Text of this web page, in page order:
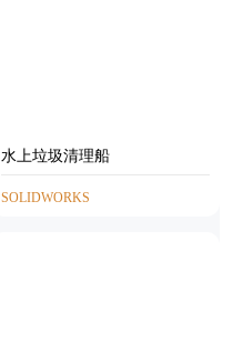
水上垃圾清理船
SOLIDWORKS